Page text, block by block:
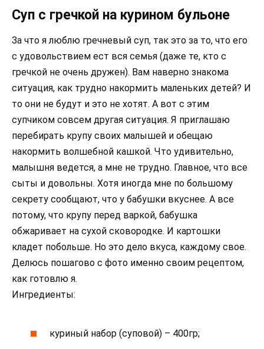
Суп с гречкой на курином бульоне
За что я люблю гречневый суп, так это за то, что его
с удовольствием ест вся семья (даже те, кто с
гречкой не очень дружен). Вам наверно знакома
ситуация, как трудно накормить маленьких детей? И
то они не будут и это не хотят. А вот с этим
супчиком совсем другая ситуация. Я приглашаю
перебирать крупу своих малышей и обещаю
накормить волшебной кашкой. Что удивительно,
малышня ведется, а мне не трудно. Главное, что все
сыты и довольны. Хотя иногда мне по большому
секрету сообщают, что у бабушки вкуснее. А все
потому, что крупу перед варкой, бабушка
обжаривает на сухой сковородке. И картошки
кладет побольше. Но это дело вкуса, каждому свое.
Делюсь пошагово с фото именно своим рецептом,
как готовлю я.
Ингредиенты:
куриный набор (суповой) – 400гр;